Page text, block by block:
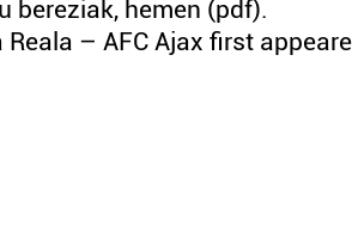
bereziak, hemen (pdf).
– AFC Ajax first